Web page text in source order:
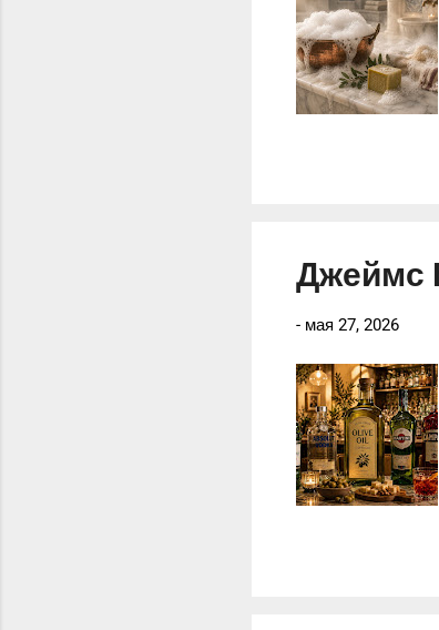
Джеймс
- мая 27, 2026